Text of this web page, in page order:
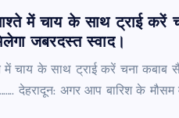
में चाय के साथ ट्राई करें
जबरदस्त स्वाद।
चाय के साथ ट्राई करें चना कबाब
देहरादून: अगर आप बारिश के मौसम